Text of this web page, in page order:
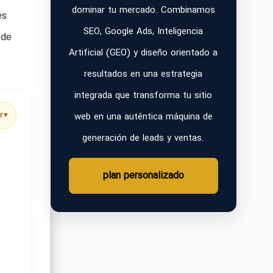
▼
dominar tu mercado. Combinamos
SEO, Google Ads, Inteligencia
Artificial (GEO) y diseño orientado a
resultados en una estrategia
integrada que transforma tu sitio
web en una auténtica máquina de
generación de leads y ventas.
plan personalizado